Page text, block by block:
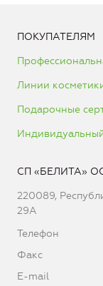
ПОКУПАТЕЛЯМ
Линии
Подарочные
СП «БЕЛИТА»
220089,
29А
Телефон
Факс
E-mail